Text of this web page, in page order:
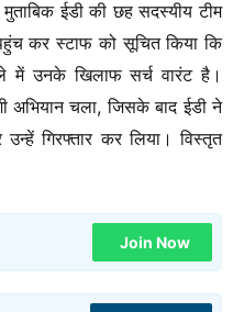
मुताबिक ईडी की छह सदस्यीय टीम
कर स्टाफ को सूचित किया कि
में उनके खिलाफ सर्च वारंट है।
अभियान चला, जिसके बाद ईडी ने
गिरफ्तार कर लिया। विस्तृत
Join Now